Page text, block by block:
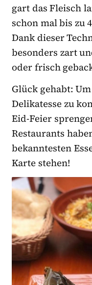
gart das Fleisch
schon mal bis zu
Dank dieser
besonders zart
oder frisch
Glück gehabt:
Delikatesse zu
Eid-Feier
Restaurants
bekanntesten
Karte stehen!